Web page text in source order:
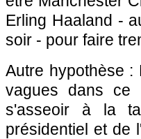
Erling Haaland -
soir - pour faire
Autre hypothèse
vagues dans
s'asseoir à la
présidentiel et de